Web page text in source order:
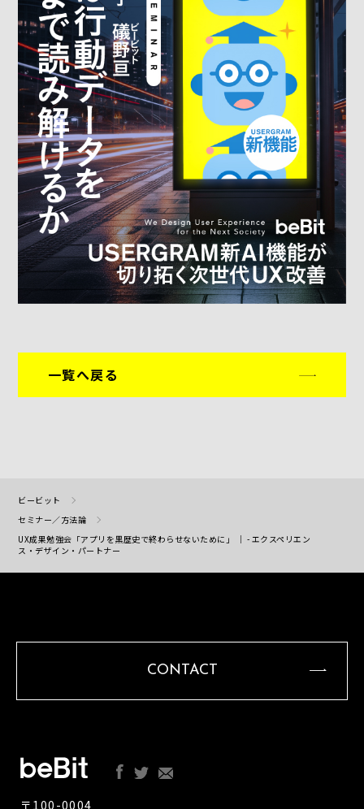
一覧へ戻る
ビービット
セミナー／方法論
UX成果勉強会「アプリを黒歴史で終わらせないために」 ｜ - エクスペリエン
ス・デザイン・パートナー
CONTACT
〒100-0004